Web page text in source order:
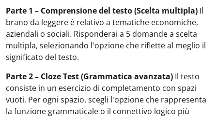
Parte 1 – Comprensione del testo (Scelta multipla) Il
brano da leggere è relativo a tematiche economiche,
aziendali o sociali. Risponderai a 5 domande a scelta
multipla, selezionando l'opzione che riflette al meglio il
significato del testo.
Parte 2 – Cloze Test (Grammatica avanzata) Il testo
consiste in un esercizio di completamento con spazi
vuoti. Per ogni spazio, scegli l'opzione che rappresenta
la funzione grammaticale o il connettivo logico più